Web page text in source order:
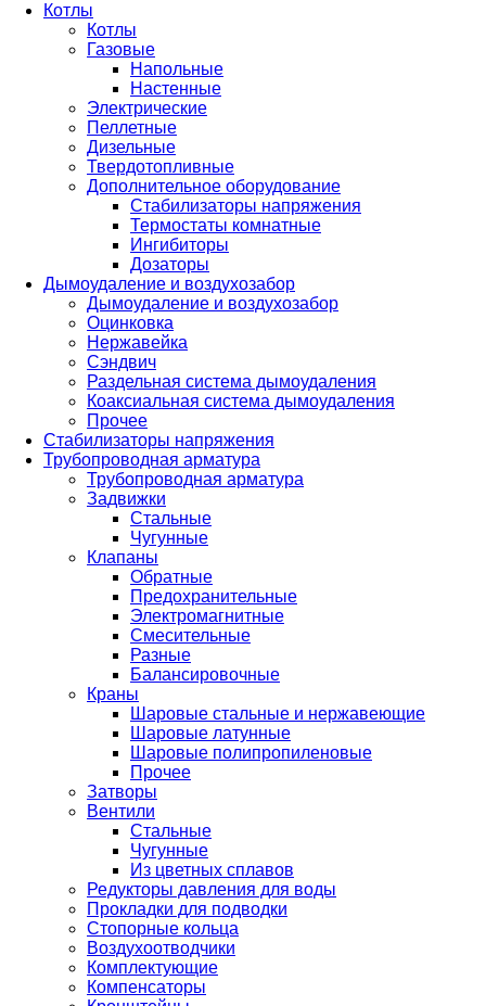
Котлы
Котлы
Газовые
Напольные
Настенные
Электрические
Пеллетные
Дизельные
Твердотопливные
Дополнительное оборудование
Стабилизаторы напряжения
Термостаты комнатные
Ингибиторы
Дозаторы
Дымоудаление и воздухозабор
Дымоудаление и воздухозабор
Оцинковка
Нержавейка
Сэндвич
Раздельная система дымоудаления
Коаксиальная система дымоудаления
Прочее
Стабилизаторы напряжения
Трубопроводная арматура
Трубопроводная арматура
Задвижки
Стальные
Чугунные
Клапаны
Обратные
Предохранительные
Электромагнитные
Смесительные
Разные
Балансировочные
Краны
Шаровые стальные и нержавеющие
Шаровые латунные
Шаровые полипропиленовые
Прочее
Затворы
Вентили
Стальные
Чугунные
Из цветных сплавов
Редукторы давления для воды
Прокладки для подводки
Стопорные кольца
Воздухоотводчики
Комплектующие
Компенсаторы